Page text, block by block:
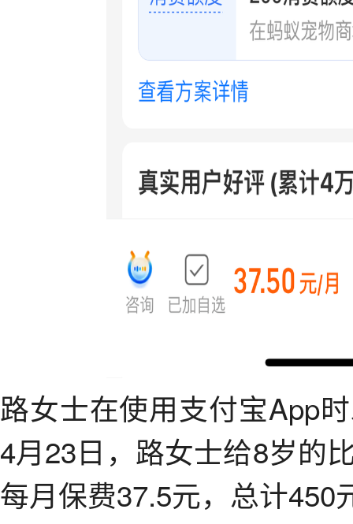
路女士在使用支付宝App
4月23日，路女士给8岁的
每月保费37.5元，总计450